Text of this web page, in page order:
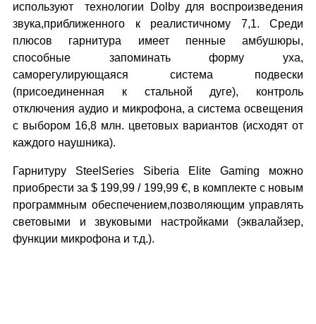
используют технологии Dolby для воспроизведения
звука,приближенного к реалистичному 7,1. Среди
плюсов гарнитура имеет пенные амбушюры,
способные запоминать форму уха,
саморегулирующаяся система подвески
(присоединенная к стальной дуге), контроль
отключения аудио и микрофона, а система освещения
с выбором 16,8 млн. цветовых вариантов (исходят от
каждого наушника).
Гарнитуру SteelSeries Siberia Elite Gaming можно
приобрести за $ 199,99 / 199,99 €, в комплекте с новым
программным обеспечением,позволяющим управлять
световыми и звуковыми настройками (эквалайзер,
функции микрофона и т.д.).